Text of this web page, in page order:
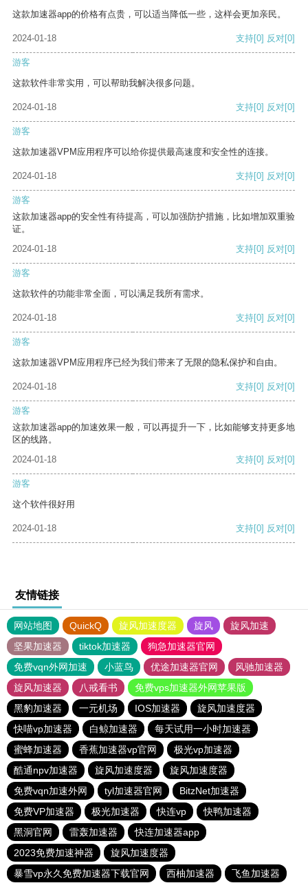
这款加速器app的价格有点贵，可以适当降低一些，这样会更加亲民。
2024-01-18 支持[0] 反对[0]
游客
这款软件非常实用，可以帮助我解决很多问题。
2024-01-18 支持[0] 反对[0]
游客
这款加速器VPM应用程序可以给你提供最高速度和安全性的连接。
2024-01-18 支持[0] 反对[0]
游客
这款加速器app的安全性有待提高，可以加强防护措施，比如增加双重验
证。
2024-01-18
支持[0] 反对[0]
游客
这款软件的功能非常全面，可以满足我所有需求。
2024-01-18 支持[0] 反对[0]
游客
这款加速器VPM应用程序已经为我们带来了无限的隐私保护和自由。
2024-01-18 支持[0] 反对[0]
游客
这款加速器app的加速效果一般，可以再提升一下，比如能够支持更多地
区的线路。
2024-01-18
支持[0] 反对[0]
游客
这个软件很好用
2024-01-18 支持[0] 反对[0]
友情链接
网站地图 QuickQ 旋风加速度器 旋风
旋风加速
坚果加速器
tiktok加速器
狗急加速器官网
免费vqn外网加速
小蓝鸟 优途加速器官网
风驰加速器
旋风加速器
八戒看书
免费vps加速器外网苹果版
黑豹加速器
一元机场 IOS加速器
旋风加速度器
快喵vp加速器
白鲸加速器
每天试用一小时加速器
蜜蜂加速器
香蕉加速器vp官网
极光vp加速器
酷通npv加速器
旋风加速度器
旋风加速度器
免费vqn加速外网
tyl加速器官网
BitzNet加速器
免费VP加速器
极光加速器 快连vp
快鸭加速器
黑洞官网
雷轰加速器
快连加速器app
2023免费加速神器
旋风加速度器
暴雪vp永久免费加速器下载官网
西柚加速器 飞鱼加速器